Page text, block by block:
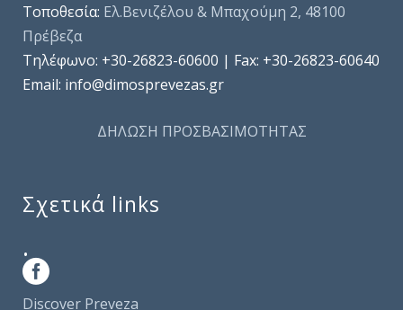
Τοποθεσία: Ελ.Βενιζέλου & Μπαχούμη 2, 48100
Πρέβεζα
Τηλέφωνo: +30-26823-60600 | Fax: +30-26823-60640
Email: info@dimosprevezas.gr
ΔΗΛΩΣΗ ΠΡΟΣΒΑΣΙΜΟΤΗΤΑΣ
Σχετικά links
.
Discover Preveza